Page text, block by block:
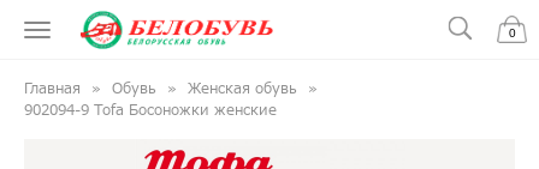
0
Главная Обувь
Женская обувь
902094-9 Tofa Босоножки женские